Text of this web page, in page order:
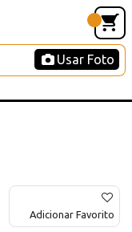
Usar Foto
Adicionar Favorito